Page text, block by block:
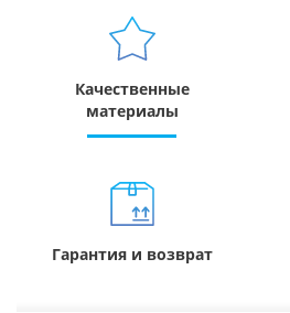
Качественные
материалы
Гарантия и возврат